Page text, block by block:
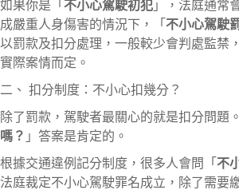
如果你是「 不小心駕駛初犯 」，法庭通常
成嚴重人身傷害的情況下，「 不小心駕駛
以罰款及扣分處理，一般較少會判處監禁
實際案情而定。
二、 扣分制度：不小心扣幾分？
除了罰款，駕駛者最關心的就是扣分問題
嗎？ 」答案是肯定的。
根據交通違例記分制度，很多人會問「 不
法庭裁定不小心駕駛罪名成立，除了需要